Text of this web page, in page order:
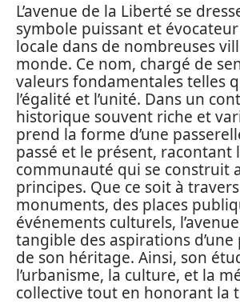
L’avenue de la Liberté se
symbole puissant et
locale dans de nombreuses
monde. Ce nom, chargé de
valeurs fondamentales telles
l’égalité et l’unité. Dans un
historique souvent riche et
prend la forme d’une
passé et le présent, racontant
communauté qui se construit
principes. Que ce soit à
monuments, des places
événements culturels,
tangible des aspirations
de son héritage. Ainsi, son
l’urbanisme, la culture, et la
collective tout en honorant la